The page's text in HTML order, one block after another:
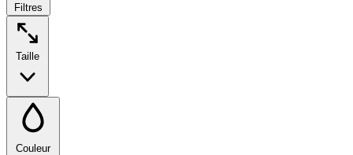
Filtres
Couleur